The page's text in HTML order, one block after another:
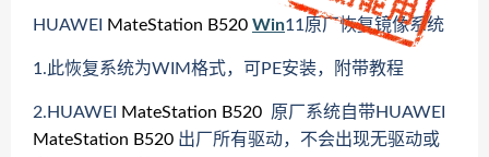
HUAWEI MateStation B520 Win11原厂恢复镜像系统
1.此恢复系统为WIM格式，可PE安装，附带教程
2. HUAWEI MateStation B520 原厂系统自带 HUAWEI
MateStation B520 出厂所有驱动，不会出现无驱动或